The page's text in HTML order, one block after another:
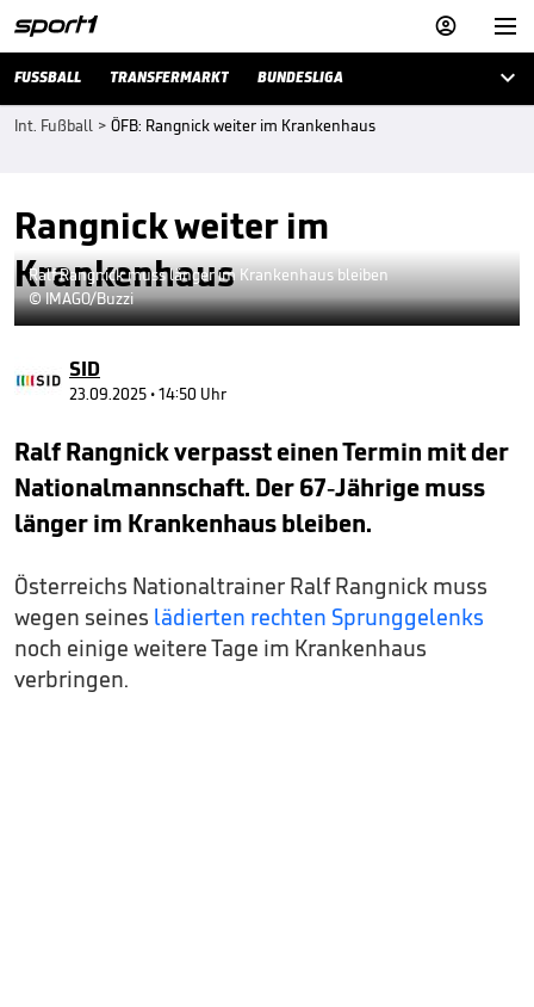


FUSSBALL TRANSFERMARKT BUNDESLIGA 
Int. Fußball > ÖFB: Rangnick weiter im Krankenhaus
Rangnick weiter im
Krankenhaus
Ralf Rangnick muss länger im Krankenhaus bleiben
© IMAGO/Buzzi
SID
23.09.2025 • 14:50 Uhr
Ralf Rangnick verpasst einen Termin mit der
Nationalmannschaft. Der 67-Jährige muss
länger im Krankenhaus bleiben.
Österreichs Nationaltrainer Ralf Rangnick muss
wegen seines lädierten rechten Sprunggelenks
noch einige weitere Tage im Krankenhaus
verbringen.